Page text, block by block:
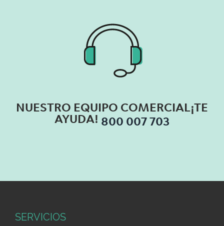
NUESTRO EQUIPO COMERCIAL¡TE
AYUDA! 800 007 703
SERVICIOS